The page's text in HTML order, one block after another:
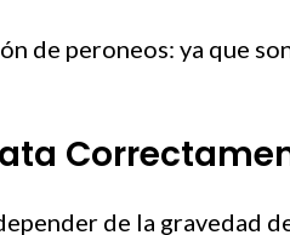
de peroneos: ya que
de la gravedad